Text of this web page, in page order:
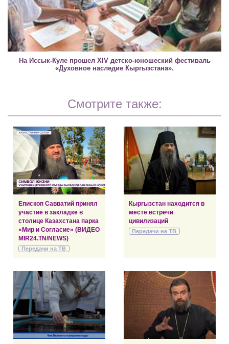
На Иссык-Куле прошел XIV детско-юношеский фестиваль
«Духовное наследие Кыргызстана».
Смотрите также:
Епископ Савватий принял
участие в закладке в
столице Казахстана парка
«Мир и Согласие» (ВИДЕО
MIR24.TN/NEWS)
Передачи на ТВ
Кыргызстан находится в
месте встречи
цивилизаций
Передачи на ТВ